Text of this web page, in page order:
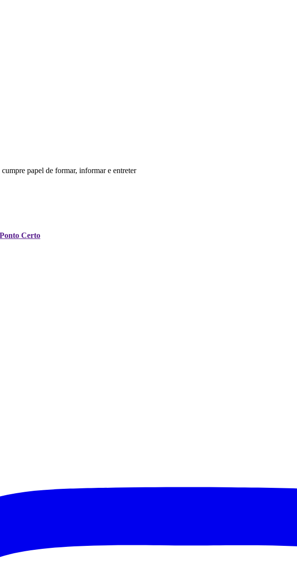
papel de formar, informar e entreter
Certo